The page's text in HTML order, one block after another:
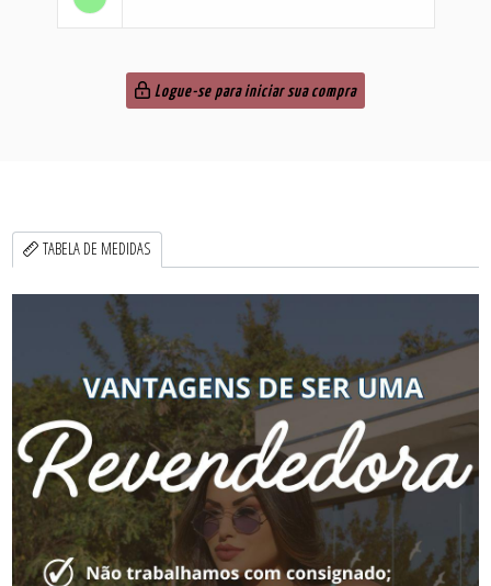
Logue-se para iniciar sua compra
TABELA DE MEDIDAS